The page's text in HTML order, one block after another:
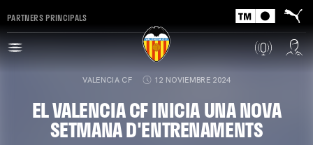
PARTNERS PRINCIPALS
VALENCIA CF 12 NOVIEMBRE 2024
EL VALENCIA CF INICIA UNA NOVA
SETMANA D'ENTRENAMENTS